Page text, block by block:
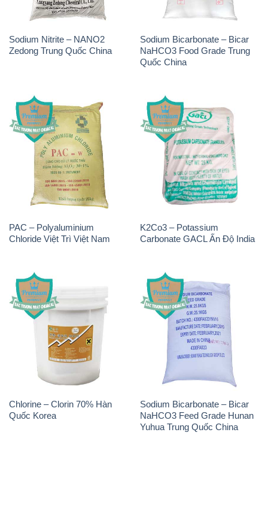
Sodium Nitrite – NANO2
Zedong Trung Quốc China
Sodium Bicarbonate – Bicar
NaHCO3 Food Grade Trung
Quốc China
PAC – Polyaluminium
Chloride Việt Trì Việt Nam
K2Co3 – Potassium
Carbonate GACL Ấn Độ India
Chlorine – Clorin 70% Hàn
Quốc Korea
Sodium Bicarbonate – Bicar
NaHCO3 Feed Grade Hunan
Yuhua Trung Quốc China